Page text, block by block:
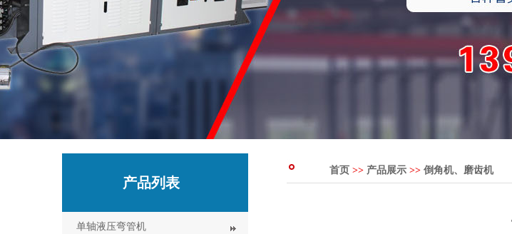
产品列表
单轴液压弯管机
首页 >> 产品展示 >> 倒角机、磨齿机